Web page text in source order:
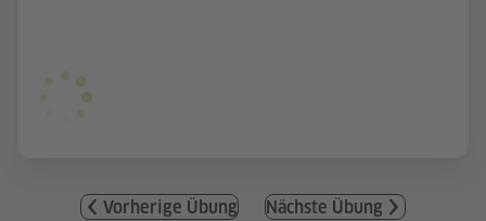
Vorherige Übung Nächste Übung